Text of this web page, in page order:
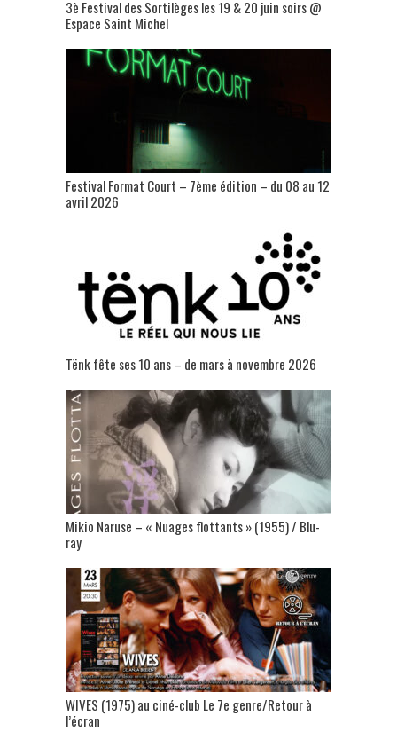
3è Festival des Sortilèges les 19 & 20 juin soirs @
Espace Saint Michel
Festival Format Court – 7ème édition – du 08 au 12
avril 2026
Tënk fête ses 10 ans – de mars à novembre 2026
Mikio Naruse – « Nuages flottants » (1955) / Blu-
ray
WIVES (1975) au ciné-club Le 7e genre/Retour à
l’écran